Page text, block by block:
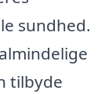
sundhed.
tilbyde